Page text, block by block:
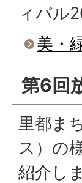
ィバル
美・
第6回
里都ま
ス）の
紹介し